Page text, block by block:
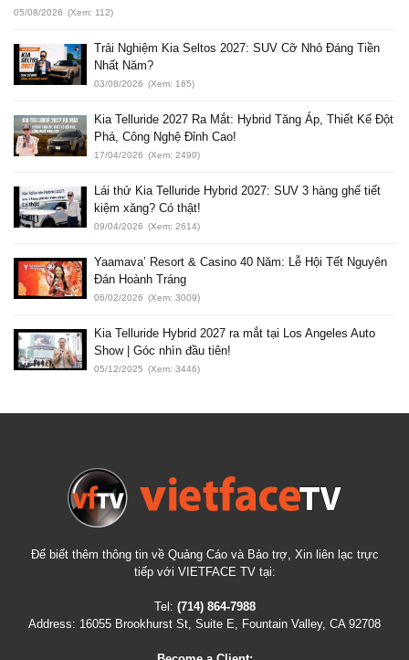
05/08/2026 (Xem: 112)
Trải Nghiệm Kia Seltos 2027: SUV Cỡ Nhỏ Đáng Tiền
Nhất Năm?
03/08/2026 (Xem: 165)
Kia Telluride 2027 Ra Mắt: Hybrid Tăng Áp, Thiết Kế Đột
Phá, Công Nghệ Đỉnh Cao!
17/04/2026 (Xem: 2490)
Lái thử Kia Telluride Hybrid 2027: SUV 3 hàng ghế tiết
kiệm xăng? Có thật!
09/04/2026 (Xem: 2614)
Yaamava’ Resort & Casino 40 Năm: Lễ Hội Tết Nguyên
Đán Hoành Tráng
06/02/2026 (Xem: 3009)
Kia Telluride Hybrid 2027 ra mắt tại Los Angeles Auto
Show | Góc nhìn đầu tiên!
05/12/2025 (Xem: 3446)
Để biết thêm thông tin về Quảng Cáo và Bảo trợ, Xin liên lạc trực
tiếp với VIETFACE TV tại:
Tel: (714) 864-7988
Address: 16055 Brookhurst St, Suite E, Fountain Valley, CA 92708